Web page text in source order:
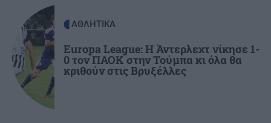
ΕΛΛΑΔΑ
Το τέλος μιας εποχής για το Allou! Fun Park - Η
περιοχή γυρίζει σελίδα
ΑΘΛΗΤΙΚΑ
Europa League: Η Άντερλεχτ νίκησε 1-
0 τον ΠΑΟΚ στην Τούμπα κι όλα θα
κριθούν στις Βρυξέλλες